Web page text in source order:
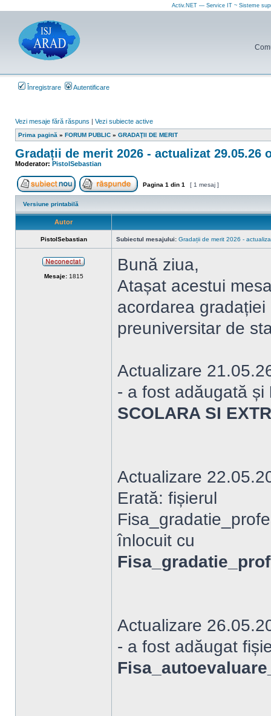
Activ.NET — Service IT ~ Sisteme
Înregistrare Autentificare
Vezi mesaje fără răspuns | Vezi subiecte active
Prima pagină » FORUM PUBLIC » GRADAŢII DE MERIT
Gradații de merit 2026 - actualizat 29.05.26
Moderator: PistolSebastian
Scrie un subiect nou Răspunde la subiect
Pagina 1 din 1 [ 1 mesaj ]
Versiune printabilă
Autor
PistolSebastian Subiectul mesajului: Gradații de merit 2026 -
Mesaje:1815
Bună ziua,
Atașat acestui
acordarea
preuniversitar de
Actualizare
- a fost adăugată și
SCOLARA SI
Actualizare
Erată: fișierul
înlocuit cu
Actualizare
- a fost adăugat